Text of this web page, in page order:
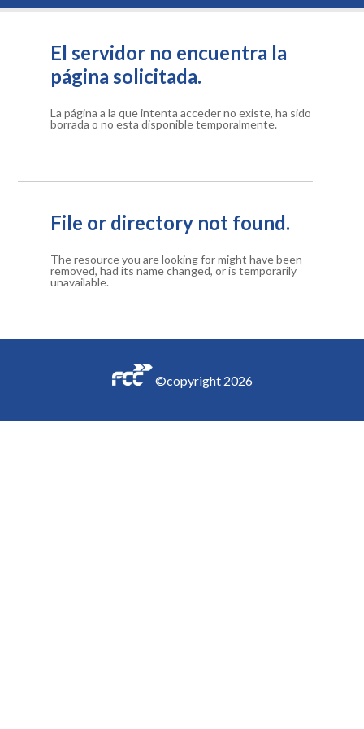
El servidor no encuentra la
página solicitada.
La página a la que intenta acceder no existe, ha sido
borrada o no esta disponible temporalmente.
File or directory not found.
The resource you are looking for might have been
removed, had its name changed, or is temporarily
unavailable.
©copyright 2026